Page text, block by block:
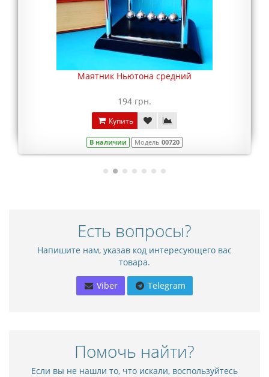
Маятник Ньютона средний
194 грн.
Купить
В наличии Модель 00720
Есть вопросы?
Напишите нам, указав код интересующего вас
товара.
Viber Telegram
Помочь найти?
Если вы не нашли то, что искали, воспользуйтесь